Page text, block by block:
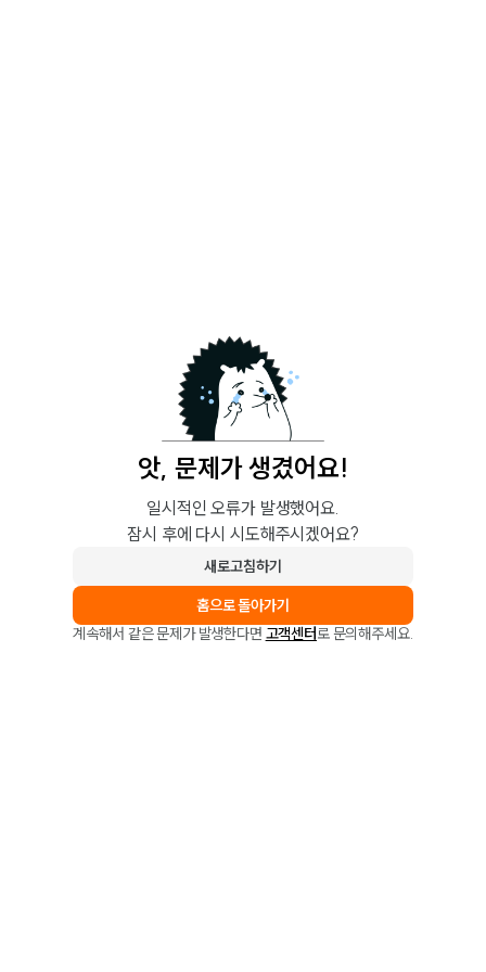
앗, 문제가 생겼어요!
일시적인 오류가 발생했어요.
잠시 후에 다시 시도해주시겠어요?
새로고침하기
홈으로 돌아가기
계속해서 같은 문제가 발생한다면 고객센터로 문의해주세요.